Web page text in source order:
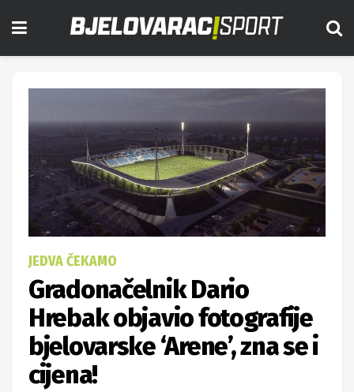
JEDVA ČEKAMO
Gradonačelnik Dario
Hrebak objavio fotografije
bjelovarske ‘Arene’, zna se i
cijena!